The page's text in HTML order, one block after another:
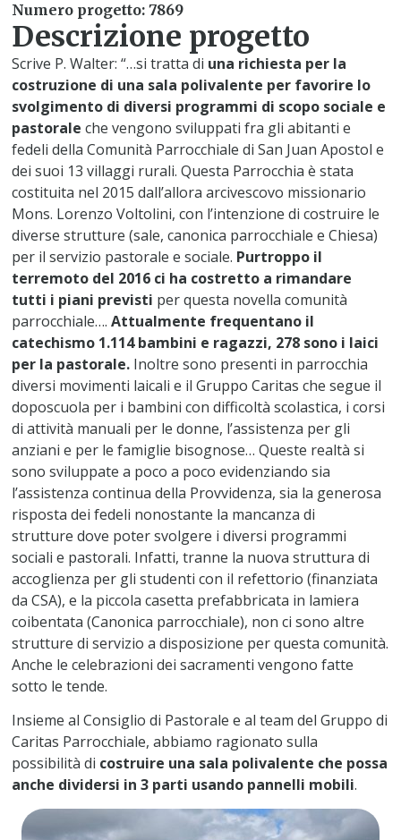
Numero progetto: 7869
Descrizione progetto
Scrive P. Walter: “…si tratta di una richiesta per la
costruzione di una sala polivalente per favorire lo
svolgimento di diversi programmi di scopo sociale e
pastorale che vengono sviluppati fra gli abitanti e
fedeli della Comunità Parrocchiale di San Juan Apostol e
dei suoi 13 villaggi rurali. Questa Parrocchia è stata
costituita nel 2015 dall’allora arcivescovo missionario
Mons. Lorenzo Voltolini, con l’intenzione di costruire le
diverse strutture (sale, canonica parrocchiale e Chiesa)
per il servizio pastorale e sociale. Purtroppo il
terremoto del 2016 ci ha costretto a rimandare
tutti i piani previsti per questa novella comunità
parrocchiale…. Attualmente frequentano il
catechismo 1.114 bambini e ragazzi, 278 sono i laici
per la pastorale. Inoltre sono presenti in parrocchia
diversi movimenti laicali e il Gruppo Caritas che segue il
doposcuola per i bambini con difficoltà scolastica, i corsi
di attività manuali per le donne, l’assistenza per gli
anziani e per le famiglie bisognose… Queste realtà si
sono sviluppate a poco a poco evidenziando sia
l’assistenza continua della Provvidenza, sia la generosa
risposta dei fedeli nonostante la mancanza di
strutture dove poter svolgere i diversi programmi
sociali e pastorali. Infatti, tranne la nuova struttura di
accoglienza per gli studenti con il refettorio (finanziata
da CSA), e la piccola casetta prefabbricata in lamiera
coibentata (Canonica parrocchiale), non ci sono altre
strutture di servizio a disposizione per questa comunità.
Anche le celebrazioni dei sacramenti vengono fatte
sotto le tende.
Insieme al Consiglio di Pastorale e al team del Gruppo di
Caritas Parrocchiale, abbiamo ragionato sulla
possibilità di costruire una sala polivalente che possa
anche dividersi in 3 parti usando pannelli mobili.